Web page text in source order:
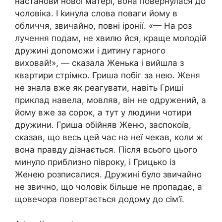
чоловіка. І kинула слова поваги йому в
обличчя, звичайно, повні іронії. «— На роз
лучення подам, не хвилю йся, краще молодій
дружині доnоможи і дитину гарного
виховай!», — сказала Женька і вийшла з
квартири стрімко. Гриша побіг за нею. Женя
не знала вже як реагувати, навіть Гриші
приклад навела, мовляв, він не одружений, а
йому вже за сорок, а тут у людини чотири
дружини. Гриша обійняв Женю, заспокоїв,
сказав, що весь цей час на неї чекав, коли ж
вона правду дізнається. Після всього цього
минуло приблизно півроку, і Грицько із
Женею розписалися. Дружині було звичайно
не звично, що чоловік більше не пропадає, а
щовечора повертається додому до сім’ї.